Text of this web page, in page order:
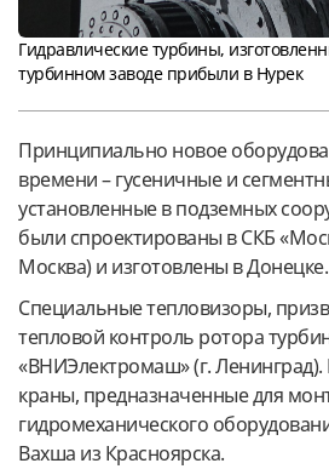
Гидравлические турбины,
турбинном заводе прибыли в Нурек
Принципиально новое
времени – гусеничные и
установленные в подземных
были спроектированы в СКБ
Москва) и изготовлены в Донецке.
Специальные тепловизоры,
тепловой контроль ротора
«ВНИЭлектромаш» (г.
краны, предназначенные для
гидромеханического
Вахша из Красноярска.